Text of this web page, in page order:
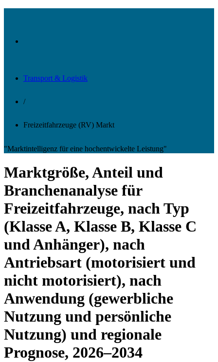
Transport & Logistik
/
Freizeitfahrzeuge (RV) Markt
"Marktintelligenz für eine hochentwickelte Leistung"
Marktgröße, Anteil und
Branchenanalyse für
Freizeitfahrzeuge, nach Typ
(Klasse A, Klasse B, Klasse C
und Anhänger), nach
Antriebsart (motorisiert und
nicht motorisiert), nach
Anwendung (gewerbliche
Nutzung und persönliche
Nutzung) und regionale
Prognose, 2026–2034